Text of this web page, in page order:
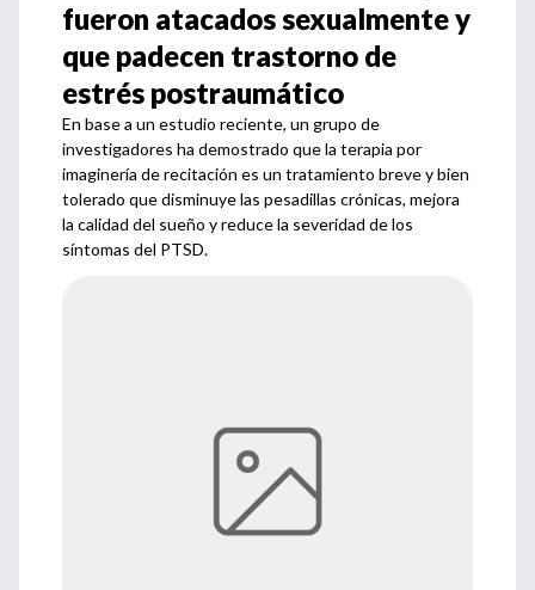
fueron atacados sexualmente y
que padecen trastorno de
estrés postraumático
En base a un estudio reciente, un grupo de
investigadores ha demostrado que la terapia por
imaginería de recitación es un tratamiento breve y bien
tolerado que disminuye las pesadillas crónicas, mejora
la calidad del sueño y reduce la severidad de los
síntomas del PTSD.